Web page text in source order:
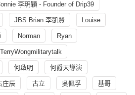
李玥穎 - Founder of Drip39
JBS Brian 李凱賢 Louise
Norman Ryan
何啟明 何爵天導演
庄辰 古立 吳佩孚 基哥